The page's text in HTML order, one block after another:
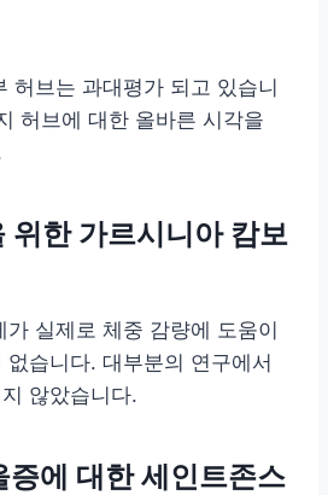
허브는 과대평가 되고 있습니
허브에 대한 올바른 시각을
위한 가르시니아 캄보
실제로 체중 감량에 도움이
습니다. 대부분의 연구에서
않았습니다.
증에 대한 세인트존스